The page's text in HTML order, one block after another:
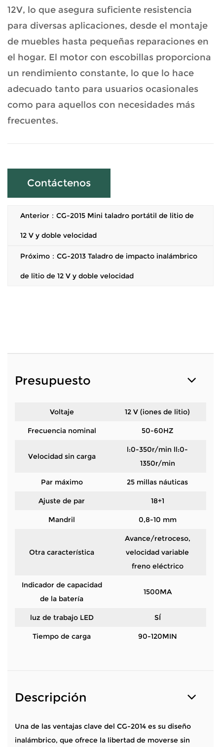
12V, lo que asegura suficiente resistencia
para diversas aplicaciones, desde el montaje
de muebles hasta pequeñas reparaciones en
el hogar. El motor con escobillas proporciona
un rendimiento constante, lo que lo hace
adecuado tanto para usuarios ocasionales
como para aquellos con necesidades más
frecuentes.
Contáctenos
Anterior：CG-2015 Mini taladro portátil de litio de
12 V y doble velocidad
Próximo：CG-2013 Taladro de impacto inalámbrico
de litio de 12 V y doble velocidad
Presupuesto
Voltaje 12 V (iones de litio)
Frecuencia nominal 50-60HZ
Velocidad sin carga
l:0-350r/min ll:0-
1350r/min
Par máximo 25 millas náuticas
Ajuste de par 18+1
Mandril 0,8-10 mm
Otra característica
Avance/retroceso,
velocidad variable
freno eléctrico
Indicador de capacidad
de la batería
1500MA
luz de trabajo LED SÍ
Tiempo de carga 90-120MIN
Descripción
Una de las ventajas clave del CG-2014 es su diseño
inalámbrico, que ofrece la libertad de moverse sin